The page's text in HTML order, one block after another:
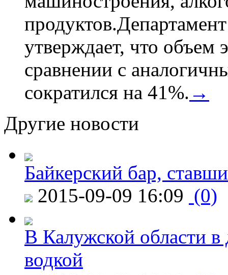
утверждает, что объем
сравнении с
сократился на 41%. →
Другие новости
Байкерский бар,
2015-09-09 16:09 (0)
В Калужской области в
водкой